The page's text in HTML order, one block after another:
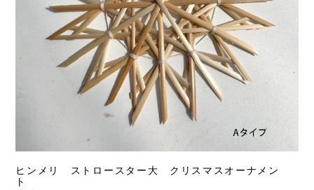
ヒンメリ ストロースター大 クリスマスオーナメン
ト